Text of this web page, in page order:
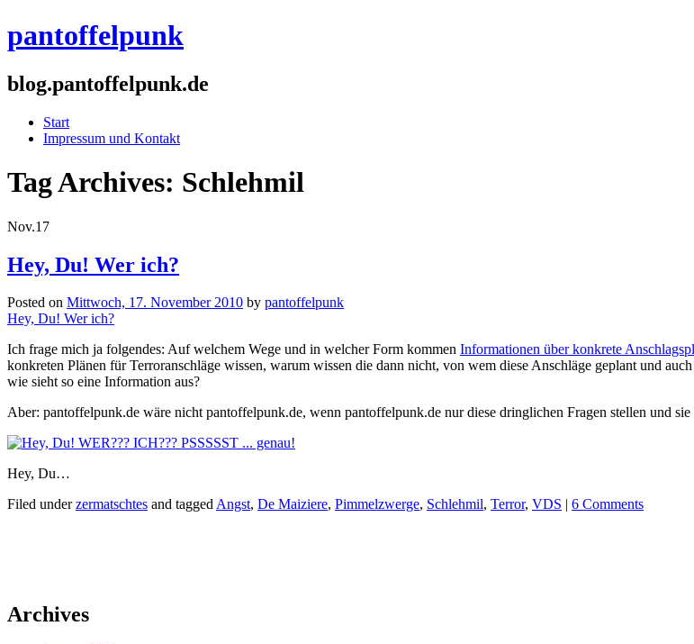
pantoffelpunk
blog.pantoffelpunk.de
Start
Impressum und Kontakt
Tag Archives: Schlehmil
Nov.17
Hey, Du! Wer ich?
Posted on Mittwoch, 17. November 2010 by pantoffelpunk
Hey, Du! Wer ich?
Ich frage mich ja folgendes: Auf welchem Wege und in welcher Form kommen Informationen über konkrete
konkreten Plänen für Terroranschläge wissen, warum wissen die dann nicht, von wem diese Anschläge geplant und
wie sieht so eine Information aus?
Aber: pantoffelpunk.de wäre nicht pantoffelpunk.de, wenn pantoffelpunk.de nur diese dringlichen Fragen stellen und
Hey, Du…
Filed underzermatschtes and taggedAngst, De Maiziere, Pimmelzwerge, Schlehmil, Terror, VDS 6 Comments
Archives